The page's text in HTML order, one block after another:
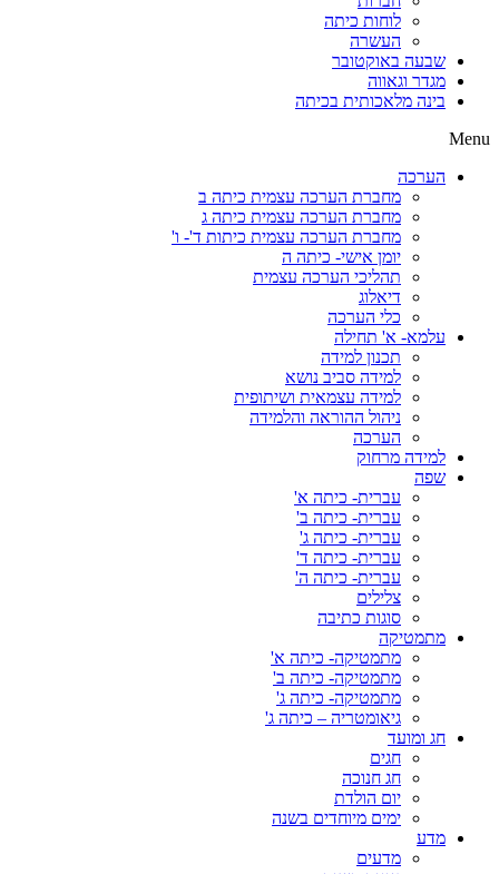
לוחות כיתה
העשרה
שבעה באוקטובר
מגדר וגאווה
בינה מלאכותית בכיתה
Menu
הערכה
מחברת הערכה עצמית כיתה ב
מחברת הערכה עצמית כיתה ג
מחברת הערכה עצמית כיתות ד'- ו'
יומן אישי- כיתה ה
תהליכי הערכה עצמית
דיאלוג
כלי הערכה
עלמא- א' תחילה
תכנון למידה
למידה סביב נושא
למידה עצמאית ושיתופית
ניהול ההוראה והלמידה
הערכה
למידה מרחוק
שפה
עברית- כיתה א'
עברית- כיתה ב'
עברית- כיתה ג'
עברית- כיתה ד'
עברית- כיתה ה'
צלילים
סוגות כתיבה
מתמטיקה
מתמטיקה- כיתה א'
מתמטיקה- כיתה ב'
מתמטיקה- כיתה ג'
גיאומטריה – כיתה ג'
חג ומועד
חגים
חג חנוכה
יום הולדת
ימים מיוחדים בשנה
מדע
מדעים